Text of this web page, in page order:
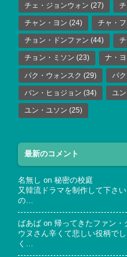
チェ・ジョンウォン (27)
チャン・ヨン (24) チャ・
チョン・ドンファン (44)
チョン・ミソン (23) ナ・
パク・ウォンスク (29) パ
パン・ヒョジョン (34) ユ
ユン・ユソン (25)
最新のコメント
名無し on 秘密の校庭
又韓流ドラマを制作して下さ
の…
ばあば on 帰ってきたファン・
ウヌさん辛くて悲しい役柄で
く…